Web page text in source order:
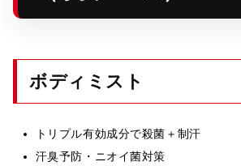
ボディミスト
トリプル有効成分で殺菌＋制汗
汗臭予防・ニオイ菌対策